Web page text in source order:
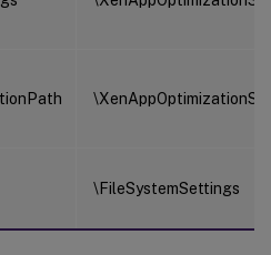
\FileSystemSettings